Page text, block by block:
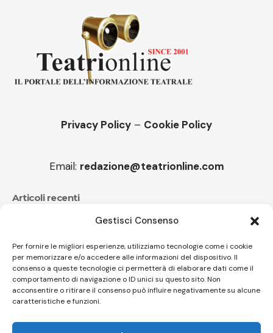
Gestisci Consenso
Per fornire le migliori esperienze, utilizziamo tecnologie come i cookie
per memorizzare e/o accedere alle informazioni del dispositivo. Il
consenso a queste tecnologie ci permetterà di elaborare dati come il
comportamento di navigazione o ID unici su questo sito. Non
acconsentire o ritirare il consenso può influire negativamente su alcune
caratteristiche e funzioni.
Privacy Policy – Cookie Policy
Email: redazione@teatrionline.com
Articoli recenti
CucuFestival 2026: teatro di strada a Roana
Il sound travolgente di Sparagna e l’Orchestra popolare
italiana